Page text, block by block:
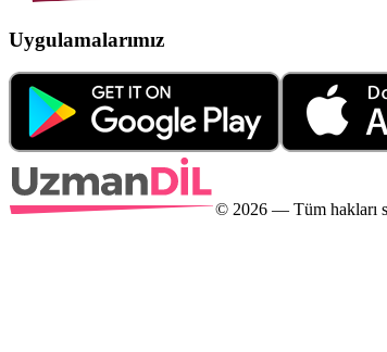
Uygulamalarımız
© 2026 — Tüm hakları